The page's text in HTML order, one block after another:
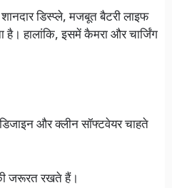
डिस्प्ले, मजबूत बैटरी लाइफ
हालांकि, इसमें कैमरा और चार्जिंग
और क्लीन सॉफ्टवेयर चाहते
जरूरत रखते हैं।